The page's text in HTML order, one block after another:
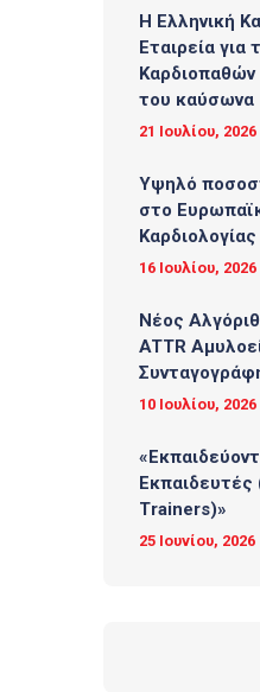
Η Ελληνική
Εταιρεία
Καρδιοπαθών
του καύσωνα
21 Ιουλίου, 2026
Υψηλό
στο
Καρδιολογίας
16 Ιουλίου, 2026
Νέος
ATTR
10 Ιουλίου, 2026
Trainers)»
25 Ιουνίου, 2026